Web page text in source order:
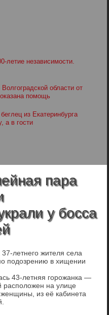
летие независимости.
области от
помощь
из Екатеринбурга
а в гости
пара
у босса
летнего жителя села
подозрению в хищении
43-летняя горожанка —
расположен на улице
из её кабинета